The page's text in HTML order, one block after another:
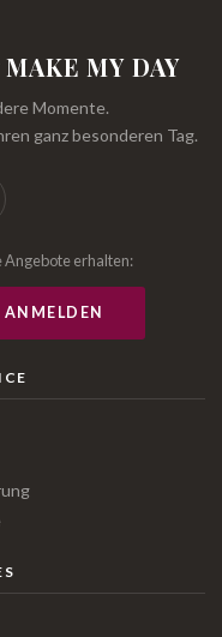
MY DAY
Momente.
ganz besonderen Tag.
Angebote erhalten: